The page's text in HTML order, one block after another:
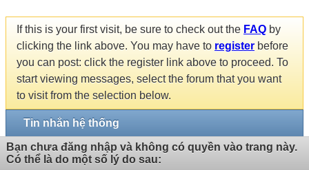
If this is your first visit, be sure to check out the FAQ by
clicking the link above. You may have to register before
you can post: click the register link above to proceed. To
start viewing messages, select the forum that you want
to visit from the selection below.
Tin nhắn hệ thống
Bạn chưa đăng nhập và không có quyền vào trang này.
Có thể là do một số lý do sau: